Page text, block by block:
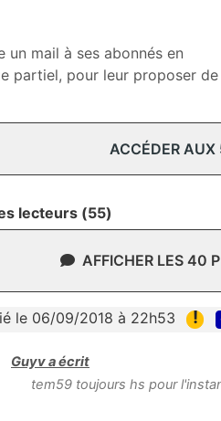
un mail à ses abonnés en
partiel, pour leur proposer
ACCÉDER
lecteurs (55)
AFFICHER LES 40
le 06/09/2018 à 22h53 !
Guyv a écrit
tem59 toujours hs pour